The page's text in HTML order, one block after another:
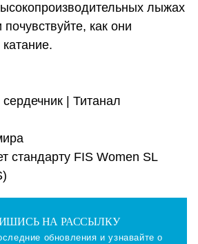
лыжах
как они
| Титанал
стандарту FIS Women SL
НА РАССЫЛКУ
обновления и узнавайте о